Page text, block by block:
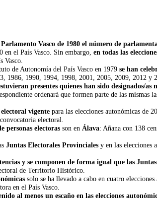
Parlamento Vasco de 1980 el número de
en el País Vasco. Sin embargo,en todas las
Vasco.
de Autonomía del País Vasco en 1979se han
1986, 1990, 1994, 1998, 2001, 2005, 2009, 2012 y
presentes quienes han sido designados/
ordenará que formen parte de las mismas
electoral vigente para las elecciones autonómicas de
electoral.
personas electoras son en Álava: Añana con 138
Juntas Electorales Provinciales y en las elecciones
y se componen de forma igual que las
de Territorio Histórico.
solo se ha llevado a cabo en cuatro
en el País Vasco.
al menos un escaño en las elecciones